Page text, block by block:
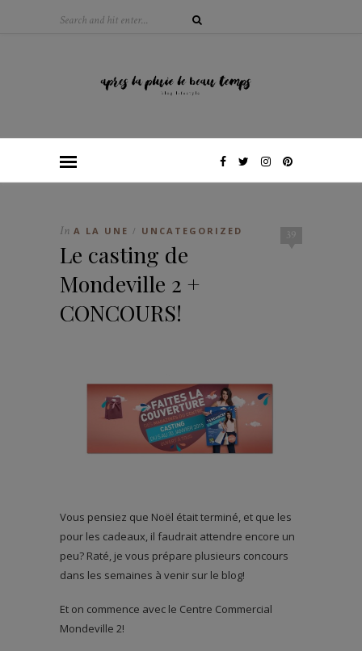
39
In A LA UNE / UNCATEGORIZED
Le casting de
Mondeville 2 +
CONCOURS!
Vous pensiez que Noël était terminé, et que les
pour les cadeaux, il faudrait attendre encore un
peu? Raté, je vous prépare plusieurs concours
dans les semaines à venir sur le blog!
Et on commence avec le Centre Commercial
Mondeville 2!